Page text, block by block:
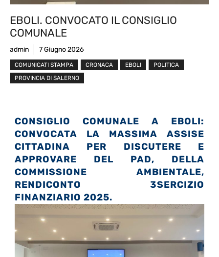
EBOLI. CONVOCATO IL CONSIGLIO
COMUNALE
admin 7 Giugno 2026
COMUNICATI STAMPA CRONACA EBOLI
POLITICA
PROVINCIA DI SALERNO
CONSIGLIO COMUNALE A EBOLI:
CONVOCATA LA MASSIMA ASSISE
CITTADINA PER DISCUTERE E
APPROVARE DEL PAD, DELLA
COMMISSIONE AMBIENTALE,
RENDICONTO 3SERCIZIO
FINANZIARIO 2025.